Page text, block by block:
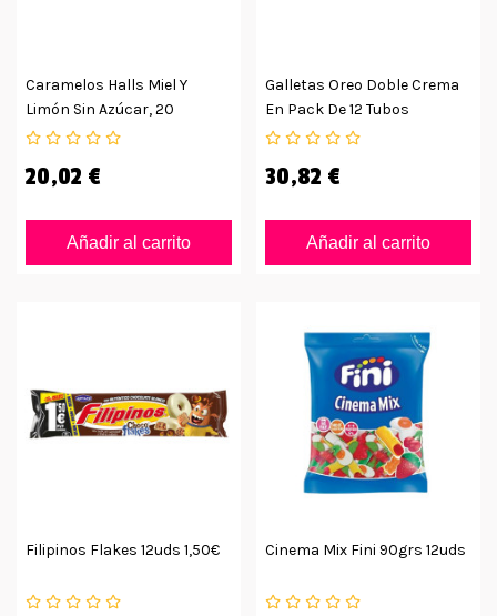
Caramelos Halls Miel Y
Limón Sin Azúcar, 20
Unidades
20,02 €
Añadir al carrito
Galletas Oreo Doble Crema
En Pack De 12 Tubos
30,82 €
Añadir al carrito
Filipinos Flakes 12uds 1,50€ Cinema Mix Fini 90grs 12uds